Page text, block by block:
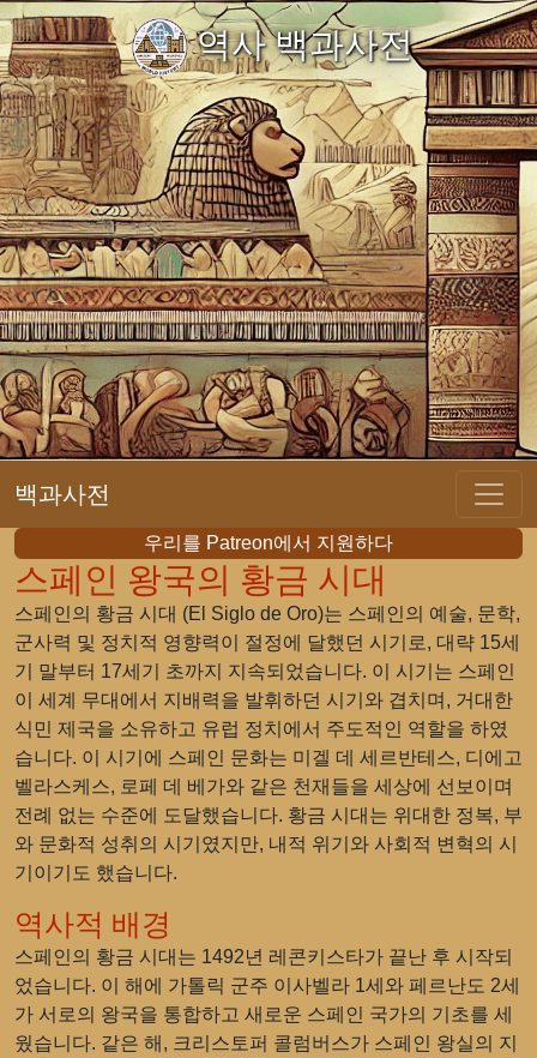
역사 백과사전
백과사전
우리를 Patreon에서 지원하다
스페인 왕국의 황금 시대
스페인의 황금 시대 (El Siglo de Oro)는 스페인의 예술, 문학,
군사력 및 정치적 영향력이 절정에 달했던 시기로, 대략 15세
기 말부터 17세기 초까지 지속되었습니다. 이 시기는 스페인
이 세계 무대에서 지배력을 발휘하던 시기와 겹치며, 거대한
식민 제국을 소유하고 유럽 정치에서 주도적인 역할을 하였
습니다. 이 시기에 스페인 문화는 미겔 데 세르반테스, 디에고
벨라스케스, 로페 데 베가와 같은 천재들을 세상에 선보이며
전례 없는 수준에 도달했습니다. 황금 시대는 위대한 정복, 부
와 문화적 성취의 시기였지만, 내적 위기와 사회적 변혁의 시
기이기도 했습니다.
역사적 배경
스페인의 황금 시대는 1492년 레콘키스타가 끝난 후 시작되
었습니다. 이 해에 가톨릭 군주 이사벨라 1세와 페르난도 2세
가 서로의 왕국을 통합하고 새로운 스페인 국가의 기초를 세
웠습니다. 같은 해, 크리스토퍼 콜럼버스가 스페인 왕실의 지